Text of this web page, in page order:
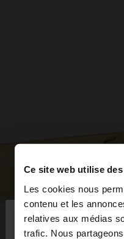
Ce site web utilise
Les cookies nous
contenu et les
relatives aux médias
trafic. Nous
bonjour